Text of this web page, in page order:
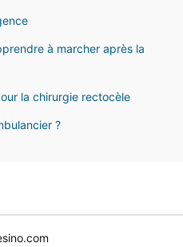
à marcher après la
la chirurgie rectocèle
?